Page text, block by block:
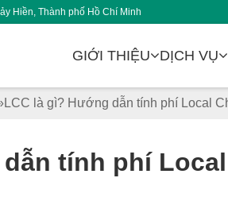
Hiền, Thành phố Hồ Chí Minh
GIỚI THIỆU DỊCH VỤ
LCC là gì? Hướng dẫn tính phí Local
tính phí